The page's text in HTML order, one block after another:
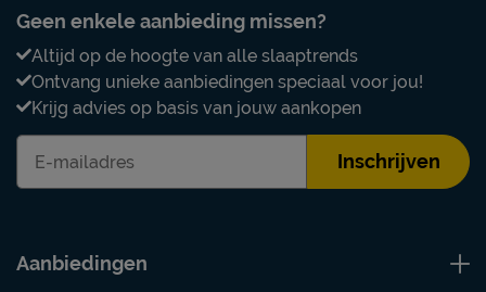
Geen enkele aanbieding missen?
Altijd op de hoogte van alle slaaptrends
Ontvang unieke aanbiedingen speciaal voor jou!
Krijg advies op basis van jouw aankopen
Inschrijven
Aanbiedingen